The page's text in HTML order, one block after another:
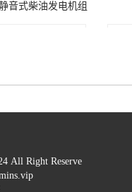
音式柴油发电机组
All Right Reserve